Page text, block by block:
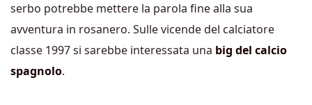
serbo potrebbe mettere la parola fine alla sua
avventura in rosanero. Sulle vicende del calciatore
classe 1997 si sarebbe interessata una big del calcio
spagnolo.